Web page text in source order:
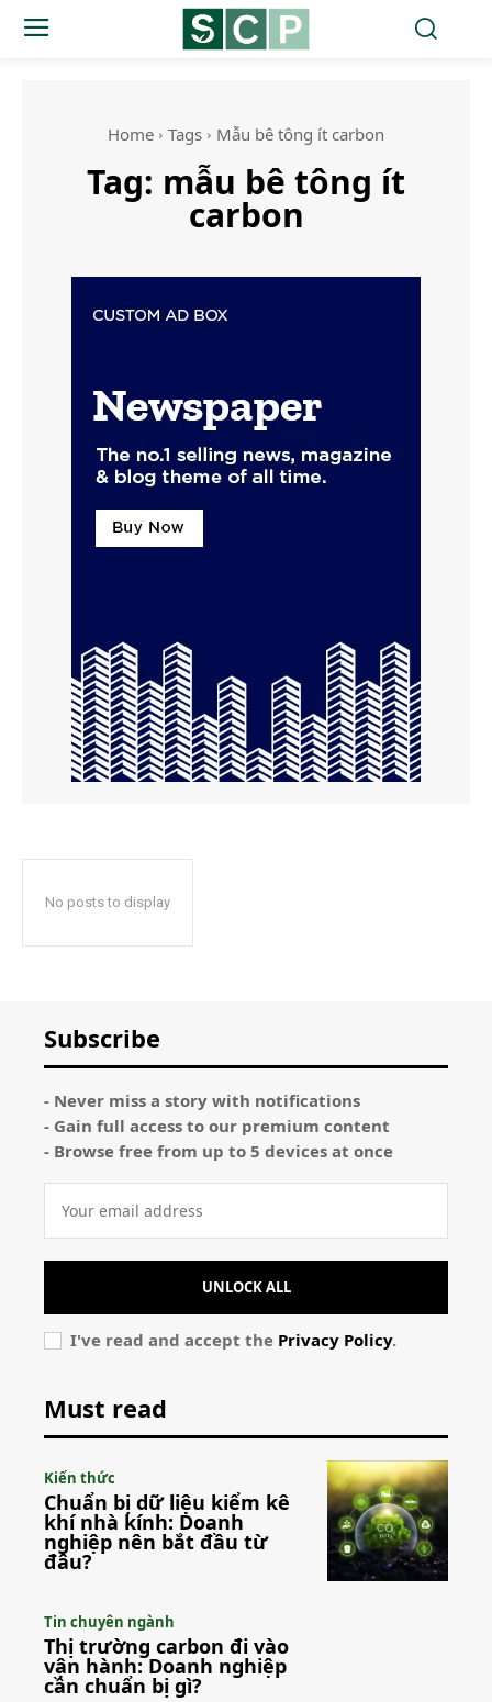
Home Tags Mẫu bê tông ít carbon
Tag: mẫu bê tông ít
carbon
No posts to display
Subscribe
- Never miss a story with notifications
- Gain full access to our premium content
- Browse free from up to 5 devices at once
UNLOCK ALL
I've read and accept the Privacy Policy.
Must read
Kiến thức
Chuẩn bị dữ liệu kiểm kê
khí nhà kính: Doanh
nghiệp nên bắt đầu từ
đâu?
Tin chuyên ngành
Thị trường carbon đi vào
vận hành: Doanh nghiệp
cần chuẩn bị gì?